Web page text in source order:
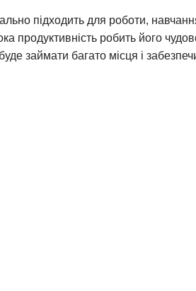
підходить для роботи,
продуктивність робить його
займати багато місця і